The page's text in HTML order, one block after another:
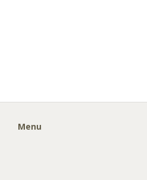
Menu